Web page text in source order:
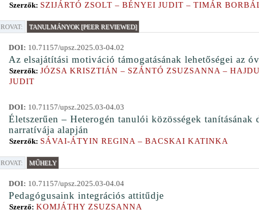
Szerzők: SZIJÁRTÓ ZSOLT – BÉNYEI JUDIT – TIMÁR
ROVAT: TANULMÁNYOK [PEER REVIEWED]
DOI: 10.71157/upsz.2025.03-04.02
Az elsajátítási motiváció támogatásának lehetőségei az
Szerzők: JÓZSA KRISZTIÁN – SZÁNTÓ ZSUZSANNA –
JUDIT
DOI: 10.71157/upsz.2025.03-04.03
Életszerűen – Heterogén tanulói közösségek
narratívája alapján
Szerzők: SÁVAI-ÁTYIN REGINA – BACSKAI KATINKA
ROVAT: MŰHELY
DOI: 10.71157/upsz.2025.03-04.04
Pedagógusaink integrációs attitűdje
Szerző: KOMJÁTHY ZSUZSANNA